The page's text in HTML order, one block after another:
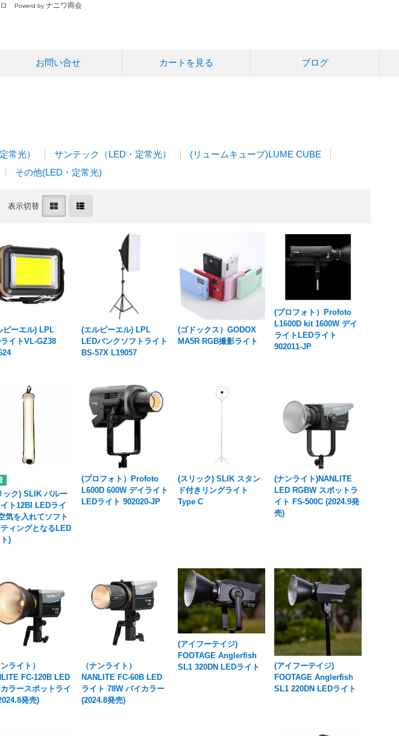
ロ Powerd by ナニワ商会
お問い合せ カートを見る ブログ
常光） サンテック（LED・定常光）
(リュームキューブ)LUME CUBE
その他(LED・定常光)
表示切替
ピーエル) LPL
イトVL-GZ38
(エルピーエル) LPL
LEDバンクソフトライト
BS-57X L19057
(ゴドックス）GODOX
MA5R RGB撮影ライト
(プロフォト）Profoto
L1600D kit 1600W デイ
ライトLEDライト
902011-JP
ック) SLIK バルー
ト12BI LEDライ
気を入れてソフト
ィングとなるLED
)
(プロフォト）Profoto
L600D 600W デイライト
LEDライト 902020-JP
(スリック) SLIK スタン
ド付きリングライト
Type C
(ナンライト)NANLITE
LED RGBW スポットラ
イト FS-500C (2024.9発
売)
ンライト）
FC-120B LED
ラースポットライ
発売)
（ナンライト）
NANLITE FC-60B LED
ライト 78W バイカラー
(2024.8発売)
(アイフーテイジ)
FOOTAGE Anglerfish
SL1 320DN LEDライト
(アイフーテイジ)
FOOTAGE Anglerfish
SL1 220DN LEDライト